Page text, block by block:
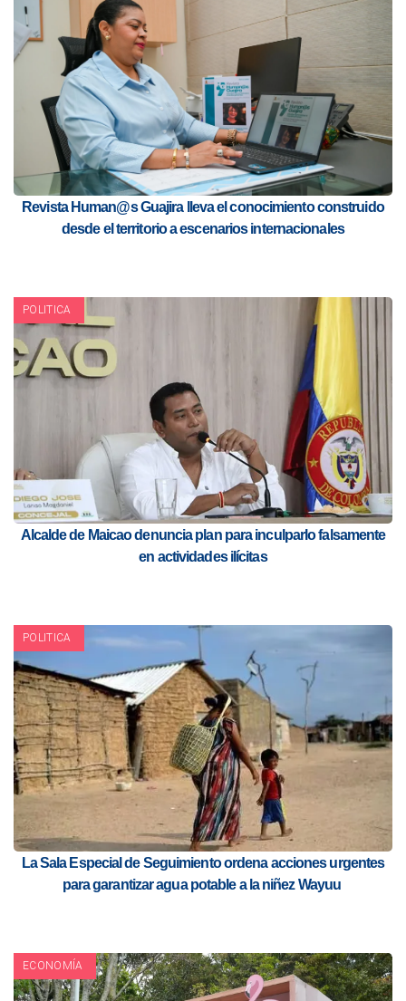
Revista Human@s Guajira lleva el conocimiento construido
desde el territorio a escenarios internacionales
POLITICA
Alcalde de Maicao denuncia plan para inculparlo falsamente
en actividades ilícitas
POLITICA
La Sala Especial de Seguimiento ordena acciones urgentes
para garantizar agua potable a la niñez Wayuu
ECONOMÍA